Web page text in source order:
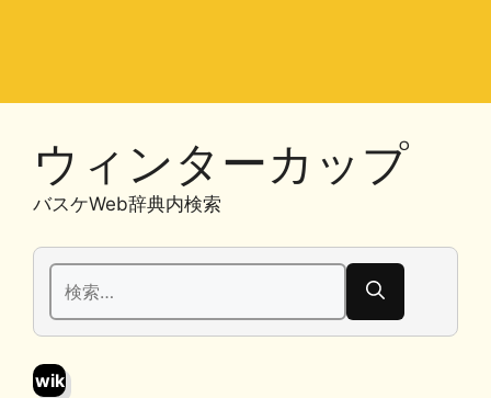
ウィンターカップ
バスケWeb辞典内検索
検
索:
wik